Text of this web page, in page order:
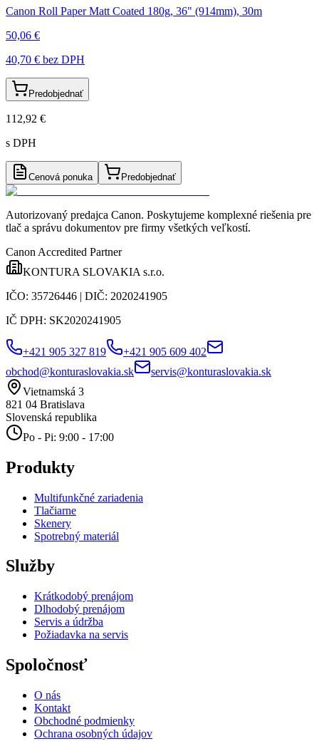
Canon Roll Paper Matt Coated 180g, 36" (914mm), 30m
50,06 €
40,70 € bez DPH
Predobjednať
112,92 €
s DPH
Cenová ponuka Predobjednať
Autorizovaný predajca Canon. Poskytujeme komplexné riešenia pre
tlač a správu dokumentov pre firmy všetkých veľkostí.
Canon Accredited Partner
KONTURA SLOVAKIA s.r.o.
IČO: 35726446 | DIČ: 2020241905
IČ DPH: SK2020241905
+421 905 327 819
+421 905 609 402
obchod@konturaslovakia.sk
servis@konturaslovakia.sk
Vietnamská 3
821 04 Bratislava
Slovenská republika
Po - Pi: 9:00 - 17:00
Produkty
Multifunkčné zariadenia
Tlačiarne
Skenery
Spotrebný materiál
Služby
Krátkodobý prenájom
Dlhodobý prenájom
Servis a údržba
Požiadavka na servis
Spoločnosť
O nás
Kontakt
Obchodné podmienky
Ochrana osobných údajov